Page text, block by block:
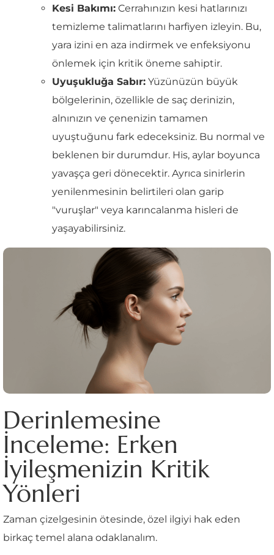
Kesi Bakımı: Cerrahınızın kesi hatlarınızı
temizleme talimatlarını harfiyen izleyin. Bu,
yara izini en aza indirmek ve enfeksiyonu
önlemek için kritik öneme sahiptir.
Uyuşukluğa Sabır: Yüzünüzün büyük
bölgelerinin, özellikle de saç derinizin,
alnınızın ve çenenizin tamamen
uyuştuğunu fark edeceksiniz. Bu normal ve
beklenen bir durumdur. His, aylar boyunca
yavaşça geri dönecektir. Ayrıca sinirlerin
yenilenmesinin belirtileri olan garip
"vuruşlar" veya karıncalanma hisleri de
yaşayabilirsiniz.
Derinlemesine
İnceleme: Erken
İyileşmenizin Kritik
Yönleri
Zaman çizelgesinin ötesinde, özel ilgiyi hak eden
birkaç temel alana odaklanalım.